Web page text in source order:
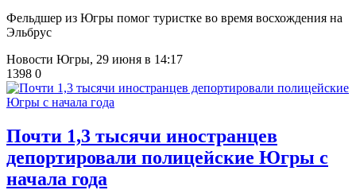
Фельдшер из Югры помог туристке во время восхождения на
Эльбрус
Новости Югры, 29 июня в 14:17
1398 0
Почти 1,3 тысячи иностранцев
депортировали полицейские Югры с
начала года